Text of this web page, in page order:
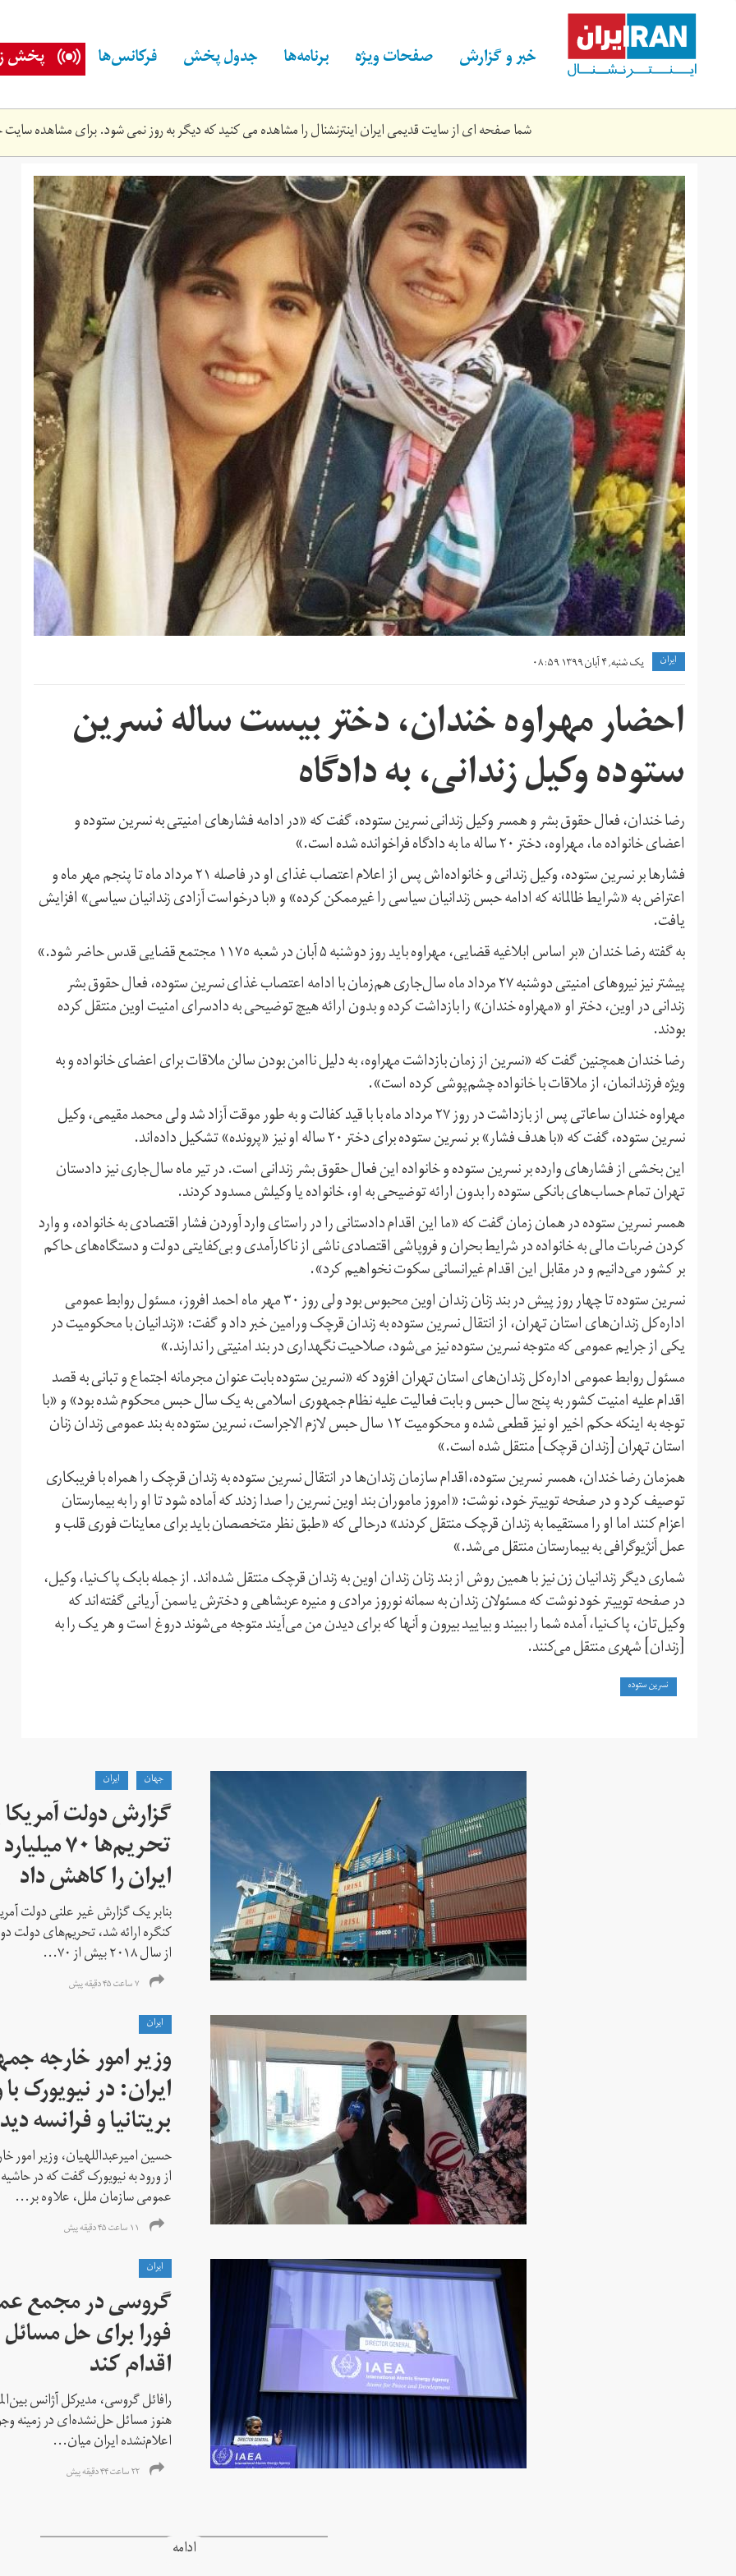
content خبر و گزارش صفحات ویژه برنامه‌ها جدول پخش فرکانس‌ها پخش
شما صفحه ای از سایت قدیمی ایران اینترنشنال را مشاهده می کنید که دیگر به روز نمی شود. برای مشاهده سایت
nasrin-
sotudeh-
mehraveh-
6.‎99_0.jpg
ايران یک شنبه, ۴ آبان ۱۳۹۹ ۰۸:۵۹
احضار مهراوه خندان، دختر بیست ساله نسرین
ستوده وکیل زندانی، به دادگاه
رضا خندان، فعال حقوق بشر و همسر وکیل زندانی نسرین ستوده، گفت که «در ادامه فشارهای امنیتی به نسرین ستوده و
اعضای خانواده ما، مهراوه، دختر ۲۰ ساله‌ ما به دادگاه فراخوانده شده است.»
فشارها بر نسرین ستوده، وکیل زندانی و خانواده‌اش پس از اعلام اعتصاب غذای او در فاصله ۲۱ مرداد ماه تا پنجم مهر ماه و
اعتراض به «شرایط ظالمانه که ادامه‌ حبس زندانیان سیاسی را غیرممکن کرده» و «با درخواست آزادی زندانیان سیاسی» افزایش
یافت.
به گفته رضا خندان «بر اساس ابلاغیه قضایی، مهراوه بايد روز دوشنبه ۵ آبان در شعبه ١١٧٥ مجتمع قضایی قدس حاضر شود.»
پیشتر نیز نیروهای امنیتی دوشنبه ۲۷ مرداد ماه سال‌جاری هم‌زمان با ادامه اعتصاب غذای نسرین ستوده، فعال حقوق بشر
زندانی در اوین،‌ دختر او «مهراوه خندان» را بازداشت کرده و بدون ارائه هیچ توضیحی به دادسرای امنیت اوین منتقل کرده
بودند.
رضا خندان همچنین گفت که «نسرین از زمان بازداشت مهراوه، به دلیل ناامن بودن سالن ملاقات برای اعضای خانواده و به
ویژه فرزندانمان، از ملاقات با خانواده چشم‌پوشی کرده است».
مهراوه خندان ساعاتی پس از بازداشت در روز ۲۷ مرداد ماه با با قید کفالت و به طور موقت آزاد شد ولی محمد مقیمی، وکیل
نسرین ستوده، گفت که «با هدف فشار» بر نسرین ستوده برای دختر ۲۰ ساله او نیز «پرونده» تشکیل داده‌اند.
این بخشی از فشارهای وارده بر نسرین ستوده و خانواده این فعال حقوق بشر زندانی است. در تیر ماه سال‌جاری نیز دادستان
تهران تمام حساب‌های بانکی ستوده را بدون ارائه توضیحی به او، خانواده یا وکیلش مسدود کردند.
همسر نسرین ستوده در همان زمان گفت که «ما این اقدام دادستانی را در راستای وارد آوردن فشار اقتصادی به خانواده، و وارد
کردن ضربات مالی به خانواده در شرایط بحران و فروپاشی اقتصادی ناشی از ناکارآمدی و بی‌کفایتی دولت و دستگاه‌های حاکم
بر کشور می‌دانیم و در مقابل این اقدام غیرانسانی سکوت نخواهیم کرد».
نسرین ستوده تا چهار روز پیش در بند زنان زندان اوین محبوس بود ولی روز ۳۰ مهر ماه احمد افروز، مسئول روابط عمومی
اداره‌کل زندان‌های استان تهران، از انتقال نسرین ستوده به زندان قرچک ورامین خبر داد و گفت: «زندانیان با محکومیت در
یکی از جرایم عمومی که متوجه نسرین ستوده نیز مى‌شود، صلاحیت نگهدارى در بند امنیتى را ندارند.»
مسئول روابط عمومی اداره‌کل زندان‌های استان تهران افزود که «نسرین ستوده بابت عنوان مجرمانه اجتماع و تبانی به قصد
اقدام علیه امنیت کشور به پنج سال حبس و بابت فعالیت علیه نظام جمهوری اسلامی به یک سال حبس محکوم شده بود» و «با
توجه به اینکه حکم اخیر او نیز قطعى شده و محکومیت ١٢ سال حبس لازم الاجراست، نسرین ستوده به بند عمومى زندان زنان
استان تهران [زندان قرچک] منتقل شده است.»
همزمان رضا خندان، همسر نسرین ستوده،اقدام سازمان زندان‌ها در انتقال نسرین ستوده به زندان قرچک را همراه با فریبکاری
توصیف کرد و در صفحه توییتر خود، نوشت: «امروز ماموران بند اوین نسرین را صدا زدند که آماده شود تا او را به بیمارستان
اعزام کنند اما او را مستقیما به زندان قرچک منتقل کردند» درحالی که «طبق نظر متخصصان باید برای معاینات فوری قلب و
عمل آنژیوگرافی به بیمارستان منتقل می‌شد.»
شماری دیگر زندانیان زن نیز با همین روش از بند زنان زندان اوین به زندان قرچک منتقل شده‌اند. از جمله بابک پاک‌نیا، وکیل،
در صفحه توییتر خود نوشت که مسئولان زندان به سمانه نوروز مرادی و منیره عربشاهی و دخترش یاسمن آریانی گفته‌اند که
وکیل‌تان، پاک‌نیا، آمده شما را ببیند و بیایید بیرون و آنها که برای دیدن من می‌آیند متوجه می‌شوند دروغ است و هر یک را به
[زندان] شهری منتقل می‌کنند.
نسرین ستوده
جهان ايران
گزارش دولت
تحریم‌ها
ایران را کاهش داد
بنابر یک گزارش غیر علنی دولت
کنگره ارائه شد، تحریم‌های دولت
از سال ۲۰۱۸ بیش از ۷۰...
۷ ساعت ۴۵ دقیقه پیش
ايران
وزیر امور خارجه
ایران: در نیویورک
بریتانیا و فرانسه
حسین امیرعبداللهیان، وزیر
از ورود به نیویورک گفت که در
عمومی سازمان ملل، علاوه بر...
۱۱ ساعت ۴۵ دقیقه پیش
ايران
گروسی در مجمع
فورا برای حل
اقدام کند
رافائل گروسی، مدیرکل آژانس
هنوز مسائل حل‌نشده‌ای در زمینه
اعلام‌نشده ایران میان...
۲۲ ساعت ۴۴ دقیقه پیش
ادامه